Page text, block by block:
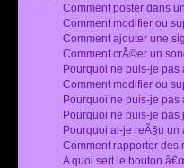
Comment poster dans
Comment modifier ou
Comment ajouter une
Comment crÃ©er un
Pourquoi ne puis-je
Comment modifier ou
Pourquoi ne puis-je
Pourquoi ne puis-je
Pourquoi ai-je reÃ§u un
Comment rapporter
A quoi sert le bouton